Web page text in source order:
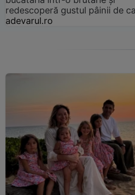
redescoperă gustul pâinii de
adevarul.ro